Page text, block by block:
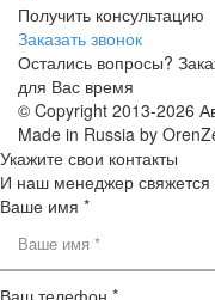
Получить консультацию
Заказать звонок
Остались вопросы?
для Вас время
© Copyright 2013-2026
Made in Russia by
Укажите свои контакты
И наш менеджер свяжется
Ваше имя *
Ваш телефон *